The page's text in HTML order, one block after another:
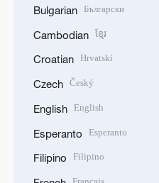
Bulgarian Български
Cambodian ខ្មែរ
Croatian Hrvatski
Czech Český
English English
Esperanto Esperanto
Filipino Filipino